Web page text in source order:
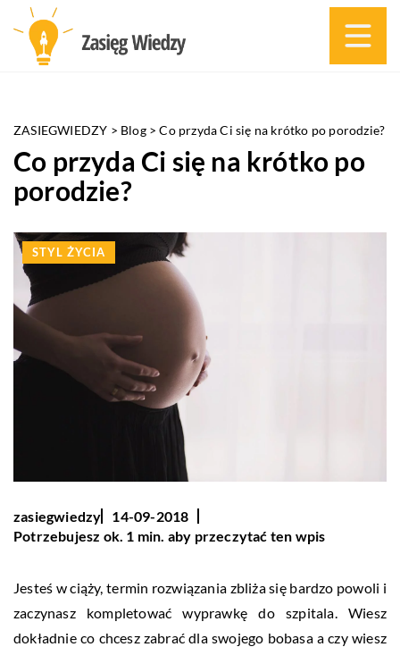
ZASIEGWIEDZY > Blog>Co przyda Ci się na krótko po porodzie?
Co przyda Ci się na krótko po
porodzie?
STYL ŻYCIA
zasiegwiedzy
14-09-2018
Potrzebujesz ok. 1 min. aby przeczytać ten wpis
Jesteś w ciąży, termin rozwiązania zbliża się bardzo powoli i
zaczynasz kompletować wyprawkę do szpitala. Wiesz
dokładnie co chcesz zabrać dla swojego bobasa a czy wiesz